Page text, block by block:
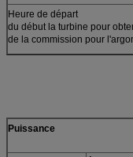
Heure de départ
du début la turbine pour
de la commission pour
Puissance